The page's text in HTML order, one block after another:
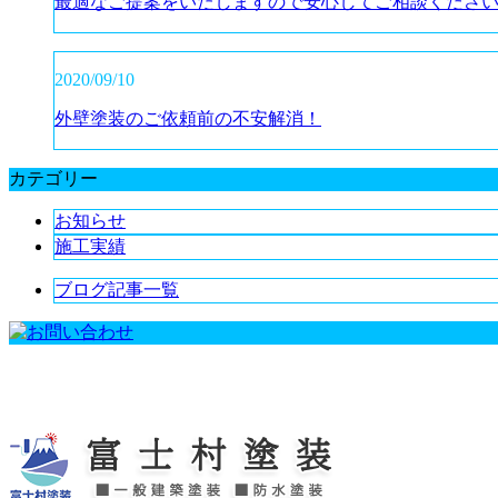
2020/09/10
外壁塗装のご依頼前の不安解消！
カテゴリー
お知らせ
施工実績
ブログ記事一覧